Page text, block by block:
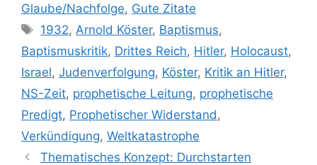
Glaube/Nachfolge, Gute Zitate
Schlagwörter
1932, Arnold Köster, Baptismus,
Baptismuskritik, Drittes Reich, Hitler, Holocaust,
Israel, Judenverfolgung, Köster, Kritik an Hitler,
NS-Zeit, prophetische Leitung, prophetische
Predigt, Prophetischer Widerstand ,
Verkündigung, Weltkatastrophe
Thematisches Konzept: Durchstarten